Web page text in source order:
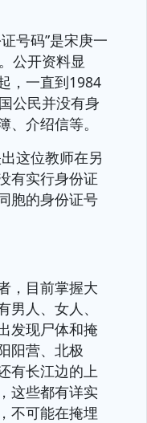
号码”是宋庚一
公开资料显
，一直到1984
公民并没有身
介绍信等。
这位教师在另
有实行身份证
胞的身份证号
，目前掌握大
人、女人、
发现尸体和掩
阳营、北极
有长江边的上
这些都有详实
不可能在掩埋